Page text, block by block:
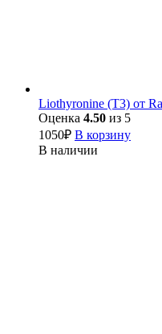
Liothyronine (Т3) от
Оценка 4.50 из 5
1050₽ В корзину
В наличии